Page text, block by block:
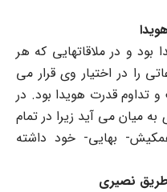
بود و در ملاقاتهایی که هر
را در اختیار وی قرار می
و تداوم قدرت هویدا بود. در
به میان می آید زیرا در تمام
بهایی- خود داشته
طریق نصیری